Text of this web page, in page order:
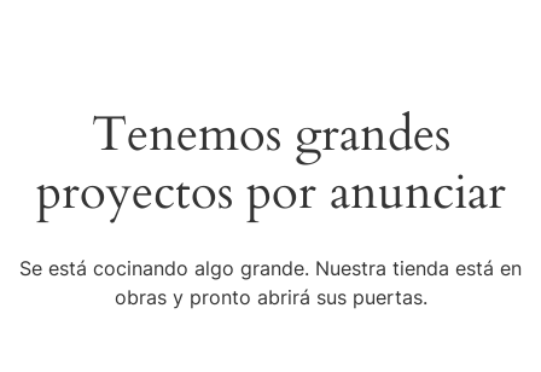
Tenemos grandes
proyectos por anunciar
Se está cocinando algo grande. Nuestra tienda está en
obras y pronto abrirá sus puertas.